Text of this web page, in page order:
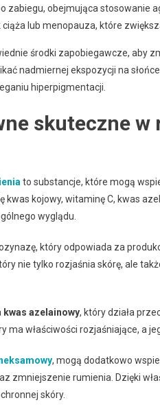
zabiegu, obejmująca stosowanie
lub menopauza, które
środki zapobiegawcze, aby
nadmiernej ekspozycji na
hiperpigmentacji.
skuteczne
to substancje, które mogą
kojowy, witaminę C, kwas
wyglądu.
który odpowiada za
nie tylko rozjaśnia skórę, ale
kwas azelainowy, który działa
ma właściwości rozjaśniające, a
, mogą dodatkowo
zmniejszenie rumienia. Dzięki
skóry.